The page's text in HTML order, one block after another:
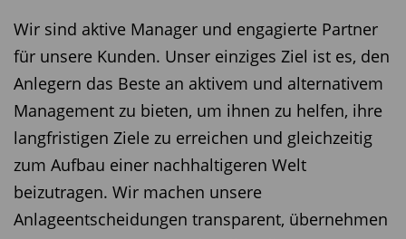
Wir sind aktive Manager und engagierte Partner
für unsere Kunden. Unser einziges Ziel ist es, den
Anlegern das Beste an aktivem und alternativem
Management zu bieten, um ihnen zu helfen, ihre
langfristigen Ziele zu erreichen und gleichzeitig
zum Aufbau einer nachhaltigeren Welt
beizutragen. Wir machen unsere
Anlageentscheidungen transparent, übernehmen